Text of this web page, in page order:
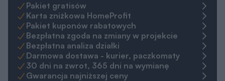
Pakiet gratisów
Karta zniżkowa HomeProfit
Pakiet kuponów rabatowych
Bezpłatna zgoda na zmiany w projekcie
Bezpłatna analiza działki
Darmowa dostawa - kurier, paczkomaty
30 dni na zwrot, 365 dni na wymianę
Gwarancja najniższej ceny